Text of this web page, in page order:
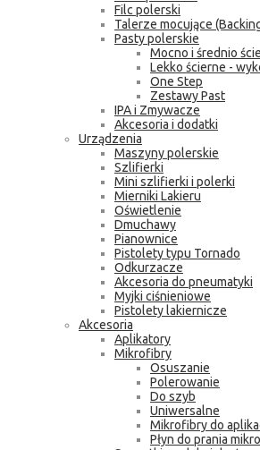
Filc polerski
Talerze mocujące
Pasty polerskie
Mocno i średnio
Lekko ścierne -
One Step
Zestawy Past
IPA i Zmywacze
Akcesoria i dodatki
Urządzenia
Maszyny polerskie
Szlifierki
Mini szlifierki i polerki
Mierniki Lakieru
Oświetlenie
Dmuchawy
Pianownice
Pistolety typu Tornado
Odkurzacze
Akcesoria do pneumatyki
Myjki ciśnieniowe
Pistolety lakiernicze
Akcesoria
Aplikatory
Mikrofibry
Osuszanie
Polerowanie
Do szyb
Uniwersalne
Mikrofibry do
Płyn do prania